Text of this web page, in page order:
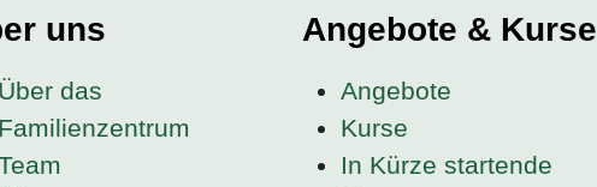
uns
Über das
Familienzentrum
Angebote & Kurse
Angebote
Kurse
In Kürze startende